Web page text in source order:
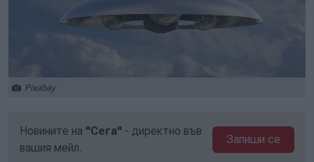
Pixabay
Новините на "Сега" - директно във
вашия мейл.
Запиши се